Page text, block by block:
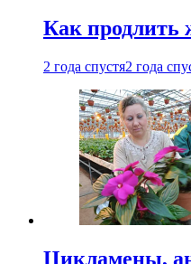
Как продлить
2 года спустя2 года
Цикламены,